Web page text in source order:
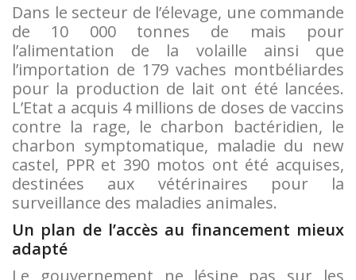
Dans le secteur de l’élevage, une commande
de 10 000 tonnes de mais pour
l’alimentation de la volaille ainsi que
l’importation de 179 vaches montbéliardes
pour la production de lait ont été lancées.
L’Etat a acquis 4 millions de doses de vaccins
contre la rage, le charbon bactéridien, le
charbon symptomatique, maladie du new
castel, PPR et 390 motos ont été acquises,
destinées aux vétérinaires pour la
surveillance des maladies animales.
Un plan de l’accès au financement mieux
adapté
Le gouvernement ne lésine pas sur les